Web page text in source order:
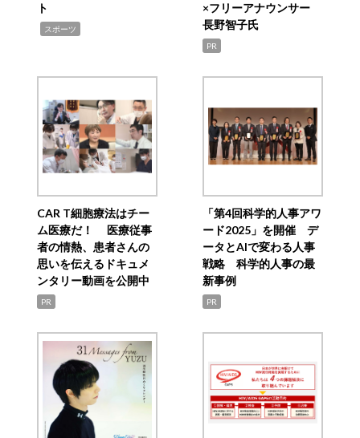
ト
スポーツ
×フリーアナウンサー
長野智子氏
PR
CAR T細胞療法はチー
ム医療だ！ 医療従事
者の情熱、患者さんの
思いを伝えるドキュメ
ンタリー動画を公開中
PR
「第4回科学的人事アワ
ード2025」を開催 デ
ータとAIで変わる人事
戦略 科学的人事の最
新事例
PR